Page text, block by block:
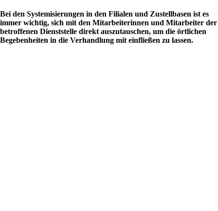
Bei den Systemisierungen in den Filialen und Zustellbasen ist es
immer wichtig, sich mit den Mitarbeiterinnen und Mitarbeiter der
betroffenen Dienststelle direkt auszutauschen, um die örtlichen
Begebenheiten in die Verhandlung mit einfließen zu lassen.